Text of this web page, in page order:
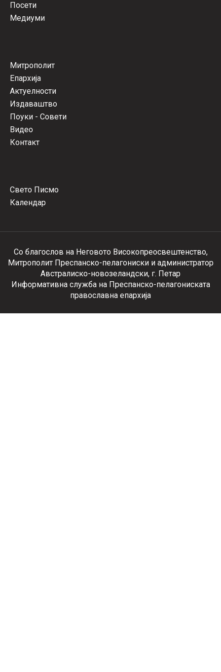
Посети
Медиуми
Митрополит
Епархија
Актуелности
Издаваштво
Поуки - Совети
Видео
Контакт
Свето Писмо
Календар
Со благослов на Неговото Високопреосвештенство,
Митрополит Преспанско-пелагониски и администратор
Австралиско-новозеландски, г. Петар
Информативна служба на Преспанско-пелагониската
православна епархија